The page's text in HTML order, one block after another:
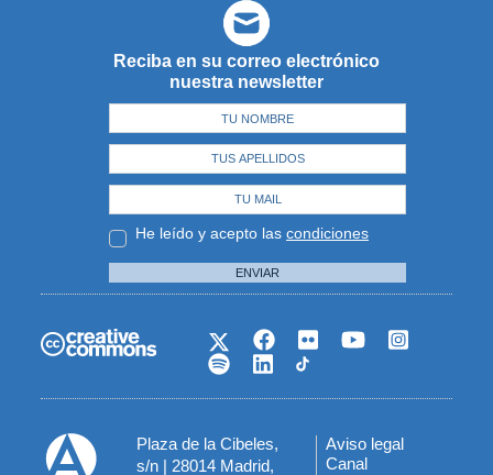
Reciba en su correo electrónico
nuestra newsletter
He leído y acepto las condiciones
ENVIAR
Plaza de la Cibeles,
s/n | 28014 Madrid,
Menú
Aviso legal
Canal